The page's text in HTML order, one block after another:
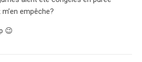
empêche?
😉